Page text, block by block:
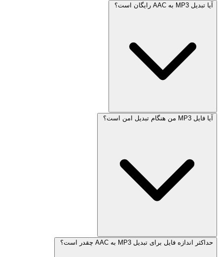
آیا تبدیل MP3 به AAC رایگان است؟
آیا فایل MP3 من هنگام تبدیل امن است؟
حداکثر اندازه فایل برای تبدیل MP3 به AAC چقدر است؟